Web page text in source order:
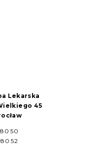
Lekarska
45
50
80 52